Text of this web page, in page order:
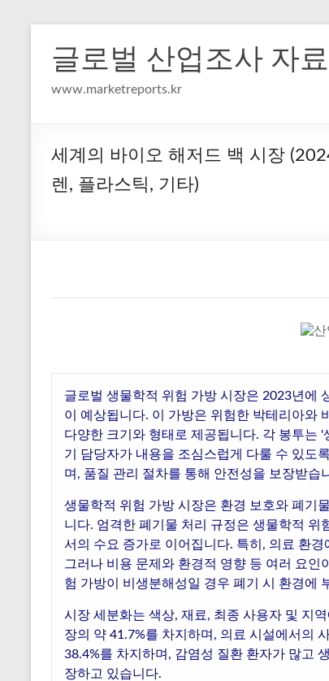
content
글로벌 산업조사 자
www.marketreports.kr
세계의 바이오 해저드 백 시장
렌, 플라스틱, 기타)
글로벌 생물학적 위험 가방 시장은 2023년에
이 예상됩니다. 이 가방은 위험한 박테리아와
다양한 크기와 형태로 제공됩니다. 각 봉투는
기 담당자가 내용을 조심스럽게 다룰 수 있도
며, 품질 관리 절차를 통해 안전성을 보장받
생물학적 위험 가방 시장은 환경 보호와 폐기
니다. 엄격한 폐기물 처리 규정은 생물학적 위
서의 수요 증가로 이어집니다. 특히, 의료 환
그러나 비용 문제와 환경적 영향 등 여러 요인
험 가방이 비생분해성일 경우 폐기 시 환경에
시장 세분화는 색상, 재료, 최종 사용자 및 지
장의 약 41.7%를 차지하며, 의료 시설에서의
38.4%를 차지하며, 감염성 질환 환자가 많고
장하고 있습니다.